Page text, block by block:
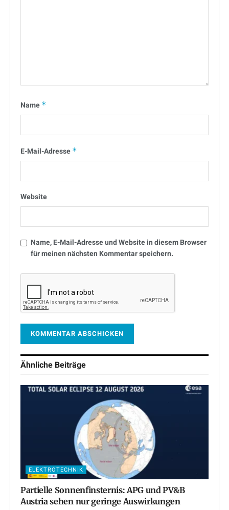
Name *
E-Mail-Adresse *
Website
Name, E-Mail-Adresse und Website in diesem Browser
für meinen nächsten Kommentar speichern.
Ähnliche Beiträge
ELEKTROTECHNIK
Partielle Sonnenfinsternis: APG und PV&B
Austria sehen nur geringe Auswirkungen